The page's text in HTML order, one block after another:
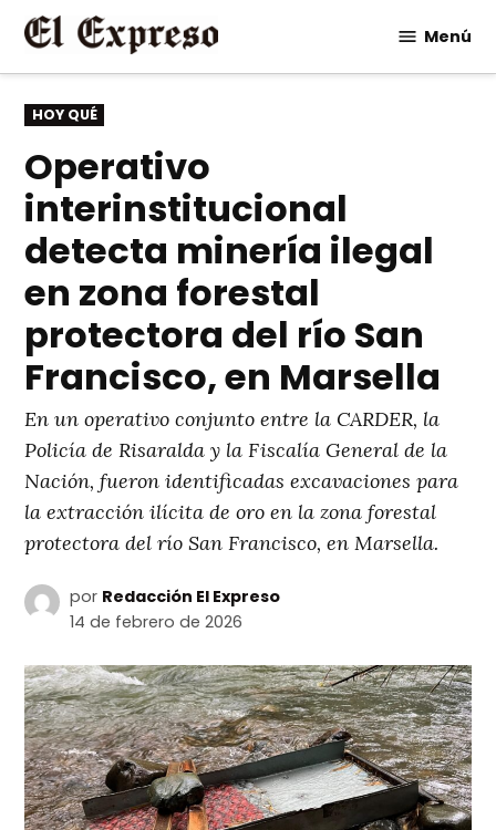
Saltar
contenido
Menú
PUBLICADO
EN
HOY QUÉ
Operativo
interinstitucional
detecta minería ilegal
en zona forestal
protectora del río San
Francisco, en Marsella
En un operativo conjunto entre la CARDER, la
Policía de Risaralda y la Fiscalía General de la
Nación, fueron identificadas excavaciones para
la extracción ilícita de oro en la zona forestal
protectora del río San Francisco, en Marsella.
por Redacción El Expreso
14 de febrero de 2026